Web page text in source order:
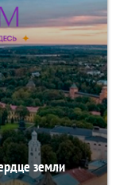
земли